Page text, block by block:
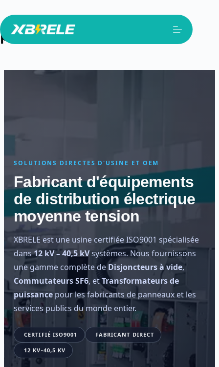
au
contenu
produits
SOLUTIONS DIRECTES D'USINE ET OEM
Fabricant d'équipements
de distribution électrique
moyenne tension
XBRELE est une usine certifiée ISO9001 spécialisée
dans12 kV – 40,5 kVsystèmes. Nous fournissons
une gamme complète de Disjoncteurs à vide,
Commutateurs SF6, etTransformateurs de
puissancepour les fabricants de panneaux et les
services publics du monde entier.
CERTIFIÉ ISO9001 FABRICANT DIRECT
12 KV-40,5 KV